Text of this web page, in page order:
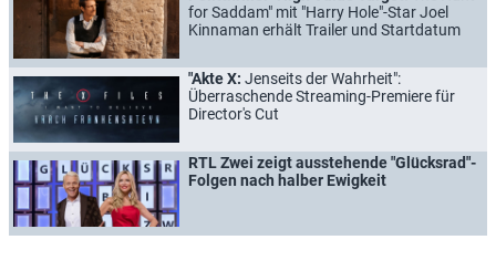
for Saddam" mit "Harry Hole"-Star Joel
Kinnaman erhält Trailer und Startdatum
"Akte X: Jenseits der Wahrheit":
Überraschende Streaming-Premiere für
Director's Cut
RTL Zwei zeigt ausstehende "Glücksrad"-
Folgen nach halber Ewigkeit